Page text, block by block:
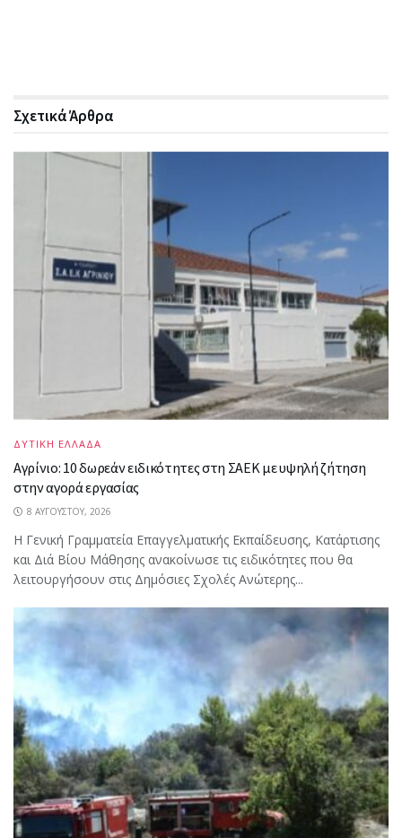
ΣχετικάΆρθρα
ΔΥΤΙΚΗ ΕΛΛΑΔΑ
Αγρίνιο: 10 δωρεάν ειδικότητες στη ΣΑΕΚ με υψηλή ζήτηση
στην αγορά εργασίας
8 ΑΥΓΟΎΣΤΟΥ, 2026
Η Γενική Γραμματεία Επαγγελματικής Εκπαίδευσης, Κατάρτισης
και Διά Βίου Μάθησης ανακοίνωσε τις ειδικότητες που θα
λειτουργήσουν στις Δημόσιες Σχολές Ανώτερης...